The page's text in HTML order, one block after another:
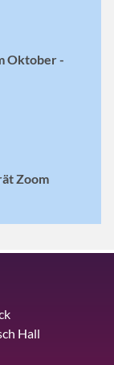
Oktober -
Zoom
Hall